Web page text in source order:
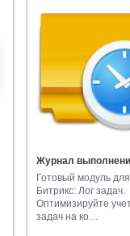
Журнал
Готовый модуль
Битрикс: Лог задач.
Оптимизируйте
задач на ко…